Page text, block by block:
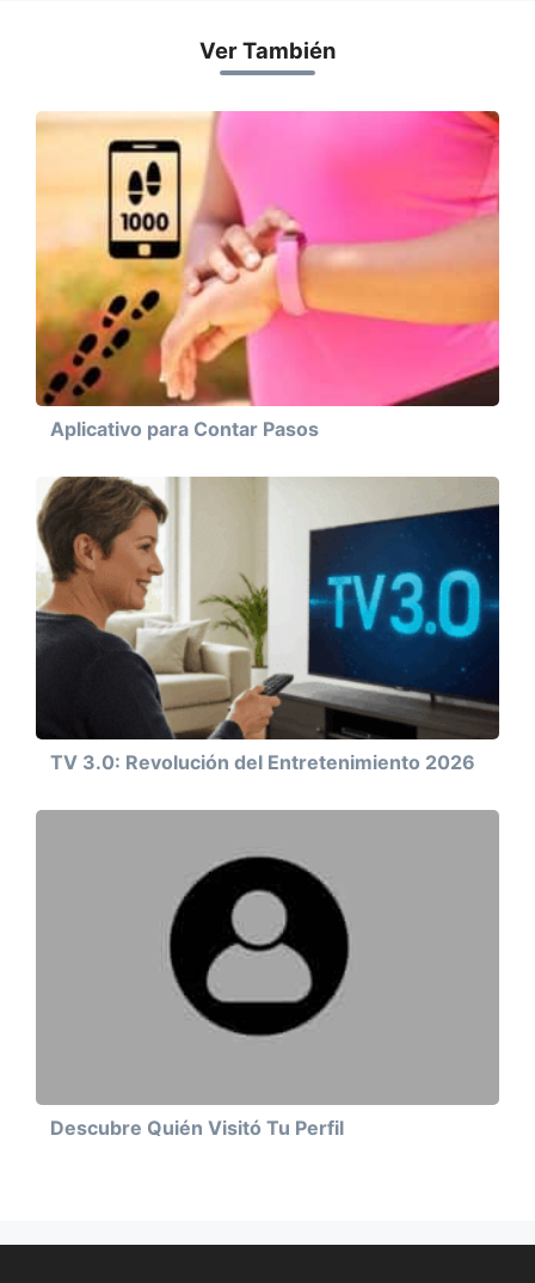
Ver También
Aplicativo para Contar Pasos
TV 3.0: Revolución del Entretenimiento 2026
Descubre Quién Visitó Tu Perfil